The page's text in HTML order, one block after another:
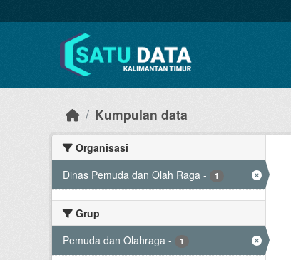
Kumpulan data
Organisasi
Dinas Pemuda dan Olah Raga - 1
Grup
Pemuda dan Olahraga - 1